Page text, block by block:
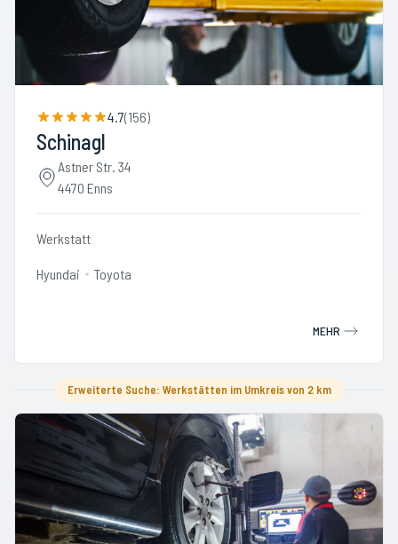
4.7(156)
Schinagl
Astner Str. 34
4470 Enns
Werkstatt
Hyundai Toyota
MEHR
Erweiterte Suche: Werkstätten im Umkreis von 2 km